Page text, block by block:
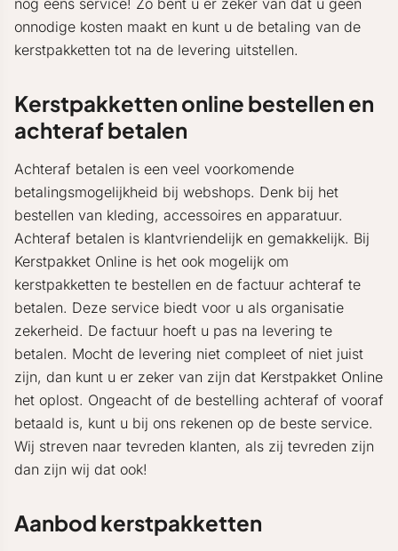
nog eens service! Zo bent u er zeker van dat u geen
onnodige kosten maakt en kunt u de betaling van de
kerstpakketten tot na de levering uitstellen.
Kerstpakketten online bestellen en
achteraf betalen
Achteraf betalen is een veel voorkomende
betalingsmogelijkheid bij webshops. Denk bij het
bestellen van kleding, accessoires en apparatuur.
Achteraf betalen is klantvriendelijk en gemakkelijk. Bij
Kerstpakket Online is het ook mogelijk om
kerstpakketten te bestellen en de factuur achteraf te
betalen. Deze service biedt voor u als organisatie
zekerheid. De factuur hoeft u pas na levering te
betalen. Mocht de levering niet compleet of niet juist
zijn, dan kunt u er zeker van zijn dat Kerstpakket Online
het oplost. Ongeacht of de bestelling achteraf of vooraf
betaald is, kunt u bij ons rekenen op de beste service.
Wij streven naar tevreden klanten, als zij tevreden zijn
dan zijn wij dat ook!
Aanbod kerstpakketten